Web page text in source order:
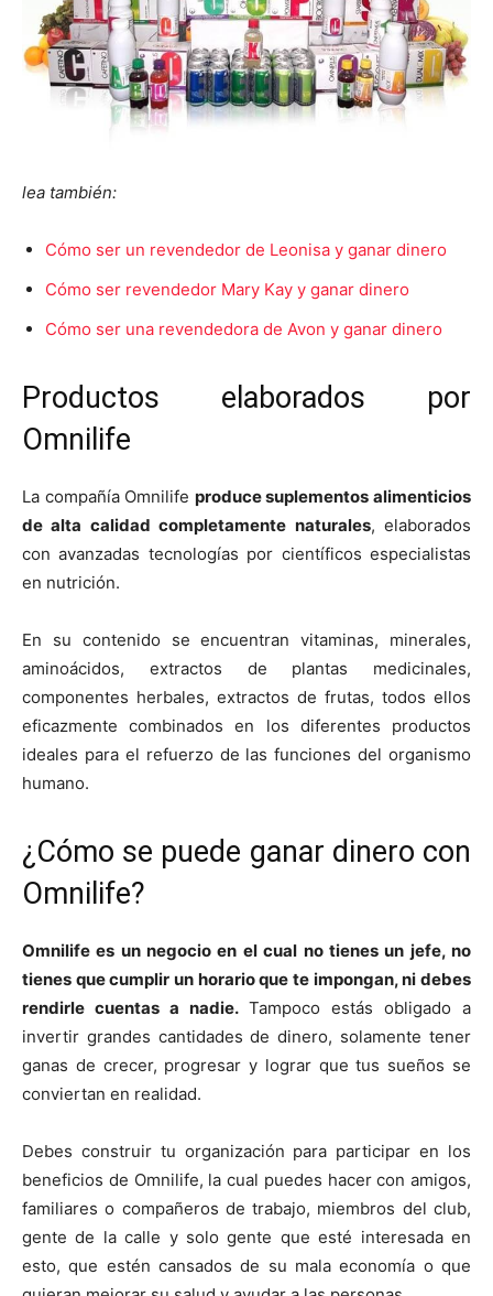
lea también:
Cómo ser un revendedor de Leonisa y ganar dinero
Cómo ser revendedor Mary Kay y ganar dinero
Cómo ser una revendedora de Avon y ganar dinero
Productos elaborados por
Omnilife
La compañía Omnilife produce suplementos alimenticios
de alta calidad completamente naturales, elaborados
con avanzadas tecnologías por científicos especialistas
en nutrición.
En su contenido se encuentran vitaminas, minerales,
aminoácidos, extractos de plantas medicinales,
componentes herbales, extractos de frutas, todos ellos
eficazmente combinados en los diferentes productos
ideales para el refuerzo de las funciones del organismo
humano.
¿Cómo se puede ganar dinero con
Omnilife?
Omnilife es un negocio en el cual no tienes un jefe, no
tienes que cumplir un horario que te impongan, ni debes
rendirle cuentas a nadie.Tampoco estás obligado a
invertir grandes cantidades de dinero, solamente tener
ganas de crecer, progresar y lograr que tus sueños se
conviertan en realidad.
Debes construir tu organización para participar en los
beneficios de Omnilife, la cual puedes hacer con amigos,
familiares o compañeros de trabajo, miembros del club,
gente de la calle y solo gente que esté interesada en
esto, que estén cansados de su mala economía o que